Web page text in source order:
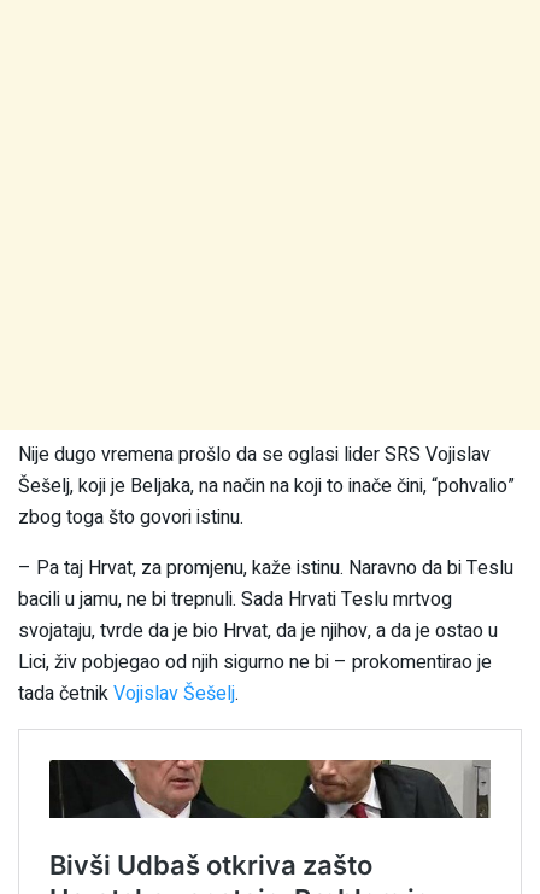
Nije dugo vremena prošlo da se oglasi lider SRS Vojislav
Šešelj, koji je Beljaka, na način na koji to inače čini, “pohvalio”
zbog toga što govori istinu.
– Pa taj Hrvat, za promjenu, kaže istinu. Naravno da bi Teslu
bacili u jamu, ne bi trepnuli. Sada Hrvati Teslu mrtvog
svojataju, tvrde da je bio Hrvat, da je njihov, a da je ostao u
Lici, živ pobjegao od njih sigurno ne bi – prokomentirao je
tada četnikVojislav Šešelj.